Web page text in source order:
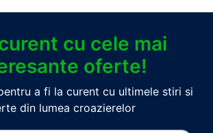
cu cele mai
oferte!
a fi la curent cu ultimele stiri si
din lumea croazierelor